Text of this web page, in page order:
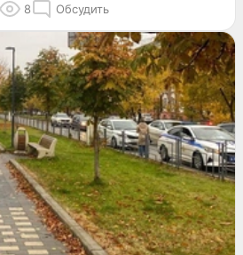
8 Обсудить